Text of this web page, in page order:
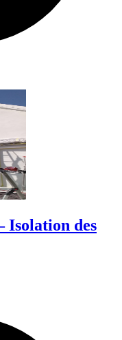
Isolation des